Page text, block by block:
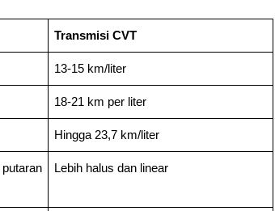
Transmisi CVT
13-15 km/liter
18-21 km per liter
Hingga 23,7 km/liter
Lebih halus dan linear